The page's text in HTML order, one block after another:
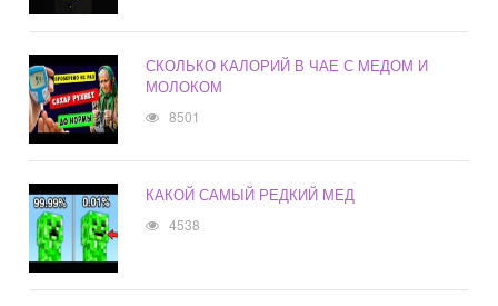
СКОЛЬКО КАЛОРИЙ В ЧАЕ С МЕДОМ И
МОЛОКОМ
8501
КАКОЙ САМЫЙ РЕДКИЙ МЕД
4538